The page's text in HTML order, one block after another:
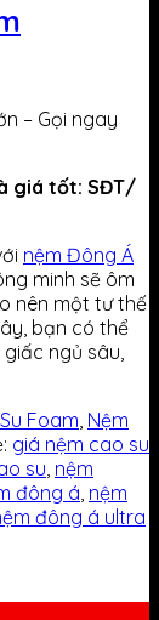
– Gọi ngay
giá tốt: SĐT/
nệm Đông Á
minh sẽ ôm
nên một tư thế
bạn có thể
ngủ sâu,
Foam Nệm
giá nệm cao su
su nệm
đông á nệm
đông á ultra